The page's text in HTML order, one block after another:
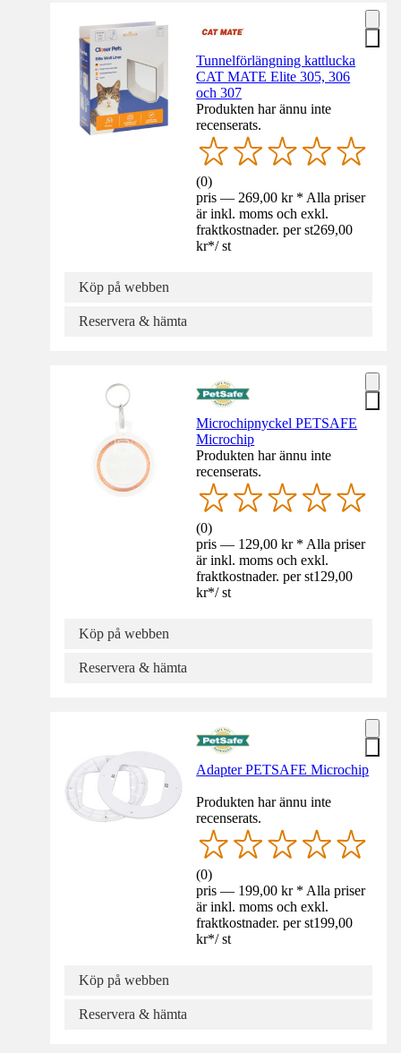
Tunnelförlängning kattlucka
CAT MATE Elite 305, 306
och 307
Produkten har ännu inte
recenserats.
(0)
pris — 269,00 kr * Alla priser
är inkl. moms och exkl.
fraktkostnader. per st269,00
kr*/ st
Köp på webben
Reservera & hämta
Microchipnyckel PETSAFE
Microchip
Produkten har ännu inte
recenserats.
(0)
pris — 129,00 kr * Alla priser
är inkl. moms och exkl.
fraktkostnader. per st129,00
kr*/ st
Köp på webben
Reservera & hämta
Adapter PETSAFE Microchip
Produkten har ännu inte
recenserats.
(0)
pris — 199,00 kr * Alla priser
är inkl. moms och exkl.
fraktkostnader. per st199,00
kr*/ st
Köp på webben
Reservera & hämta